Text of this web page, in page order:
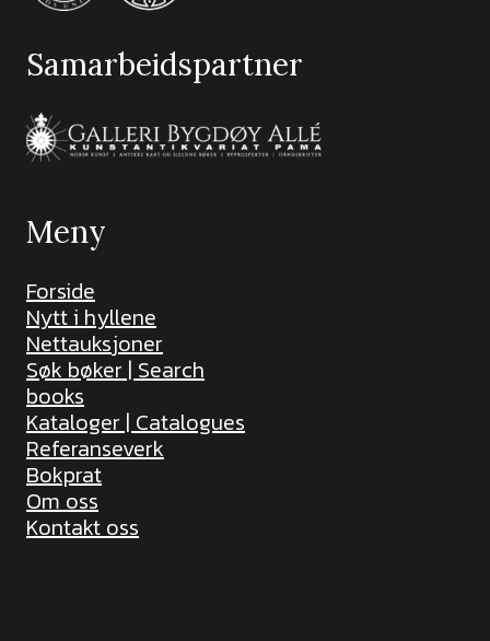
Samarbeidspartner
Meny
Forside
Nytt i hyllene
Nettauksjoner
Søk bøker | Search
books
Kataloger | Catalogues
Referanseverk
Bokprat
Om oss
Kontakt oss